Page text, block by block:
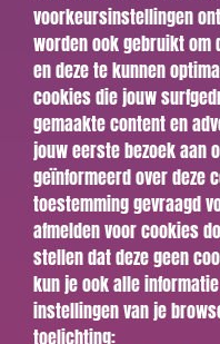
voorkeursinstellingen
worden ook gebruikt om
en deze te kunnen
cookies die jouw
gemaakte content en
jouw eerste bezoek aan
geïnformeerd over deze
toestemming gevraagd
afmelden voor cookies
stellen dat deze geen
kun je ook alle
instellingen van je
toelichting: